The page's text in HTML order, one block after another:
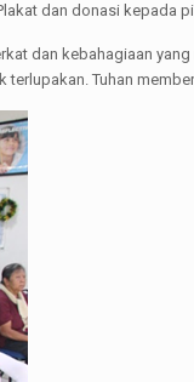
dan donasi
dan kebahagiaan
Tuhan